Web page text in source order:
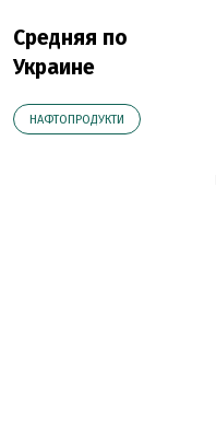
Средняя по
Украине
НАФТОПРОДУКТИ